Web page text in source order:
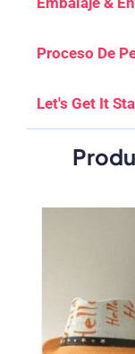
Proceso De
Let's Get It